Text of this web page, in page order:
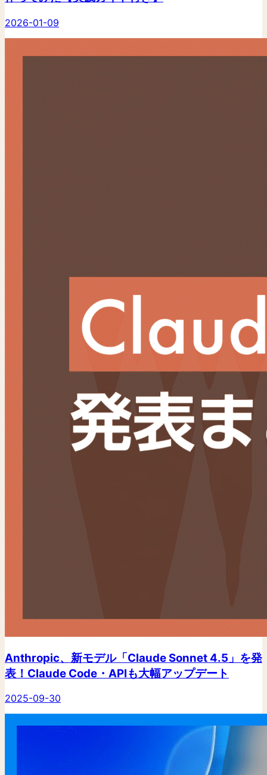
2026-01-09
Anthropic、新モデル「Claude Sonnet 4.5」を発
表！Claude Code・APIも大幅アップデート
2025-09-30